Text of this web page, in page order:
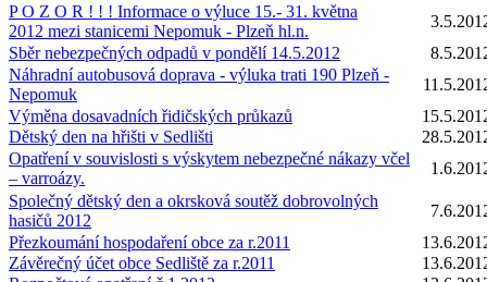
P O Z O R ! ! ! Informace o výluce 15.- 31. května
2012 mezi stanicemi Nepomuk - Plzeň hl.n.
Sběr nebezpečných odpadů v pondělí 14.5.2012
Náhradní autobusová doprava - výluka trati 190 Plzeň -
Nepomuk
Výměna dosavadních řidičských průkazů
Dětský den na hřišti v Sedlišti
Opatření v souvislosti s výskytem nebezpečné nákazy včel
– varroázy.
Společný dětský den a okrsková soutěž dobrovolných
hasičů 2012
Přezkoumání hospodaření obce za r.2011
Závěrečný účet obce Sedliště za r.2011